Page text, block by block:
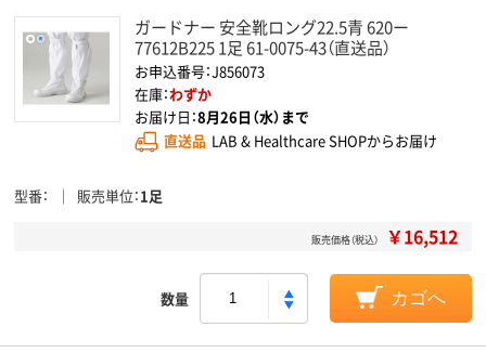
ガードナー 安全靴ロング22.5青 620ー
77612B225 1足 61-0075-43（直送品）
お申込番号：J856073
在庫：わずか
お届け日：8月26日（水）まで
直送品 LAB & Healthcare SHOPからお届け
型番 販売単位 1足
販売価格（税込） ￥16,512
数量 カゴへ